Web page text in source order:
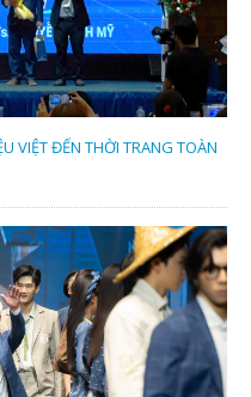
VIỆT ĐẾN THỜI TRANG TOÀN